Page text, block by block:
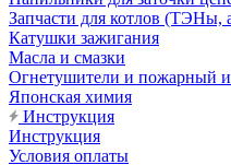
Запчасти для котлов (ТЭНы,
Катушки зажигания
Масла и смазки
Огнетушители и пожарный
Японская химия
Инструкция
Инструкция
Условия оплаты